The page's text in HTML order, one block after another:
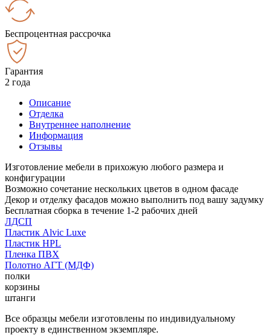
Беспроцентная рассрочка
Гарантия
2 года
Описание
Отделка
Внутреннее наполнение
Информация
Отзывы
Изготовление мебели в прихожую любого размера и
конфигурации
Возможно сочетание нескольких цветов в одном фасаде
Декор и отделку фасадов можно выполнить под вашу задумку
Бесплатная сборка в течение 1-2 рабочих дней
ЛДСП
Пластик Alvic Luxe
Пластик HPL
Пленка ПВХ
Полотно АГТ (МДФ)
полки
корзины
штанги
Все образцы мебели изготовлены по индивидуальному
проекту в единственном экземпляре.